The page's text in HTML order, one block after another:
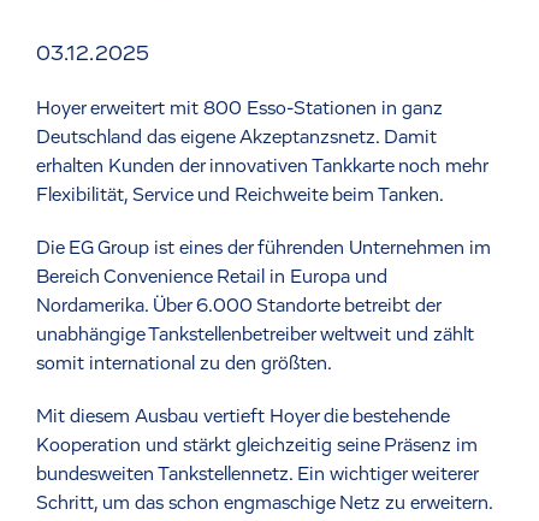
03.12.2025
Hoyer erweitert mit 800 Esso-Stationen in ganz
Deutschland das eigene Akzeptanzsnetz. Damit
erhalten Kunden der innovativen Tankkarte noch mehr
Flexibilität, Service und Reichweite beim Tanken.
Die EG Group ist eines der führenden Unternehmen im
Bereich Convenience Retail in Europa und
Nordamerika. Über 6.000 Standorte betreibt der
unabhängige Tankstellenbetreiber weltweit und zählt
somit international zu den größten.
Mit diesem Ausbau vertieft Hoyer die bestehende
Kooperation und stärkt gleichzeitig seine Präsenz im
bundesweiten Tankstellennetz. Ein wichtiger weiterer
Schritt, um das schon engmaschige Netz zu erweitern.